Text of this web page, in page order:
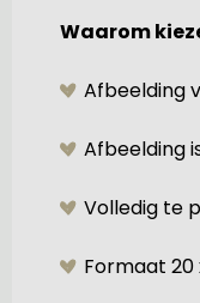
Waarom
Afbeelding
Afbeelding
Volledig te
Formaat